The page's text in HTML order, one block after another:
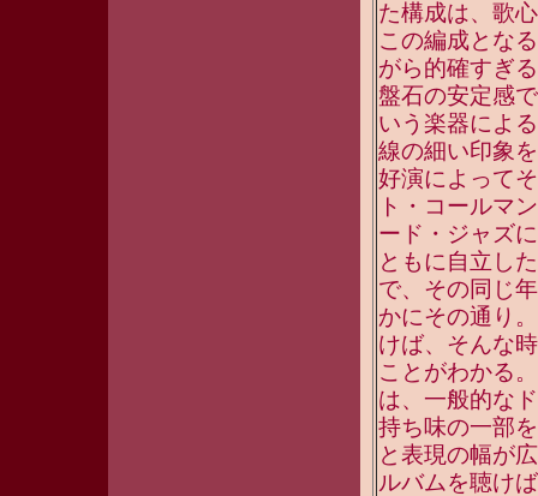
た構成は、歌
この編成とな
がら的確すぎ
盤石の安定感
いう楽器によ
線の細い印象
好演によって
ト・コールマ
ード・ジャズ
ともに自立し
で、その同じ
かにその通り
けば、そんな
ことがわかる
は、一般的な
持ち味の一部
と表現の幅が
ルバムを聴け